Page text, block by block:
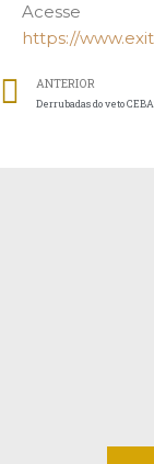
Acesse
https://
ANTERIOR
Derrubadas do veto